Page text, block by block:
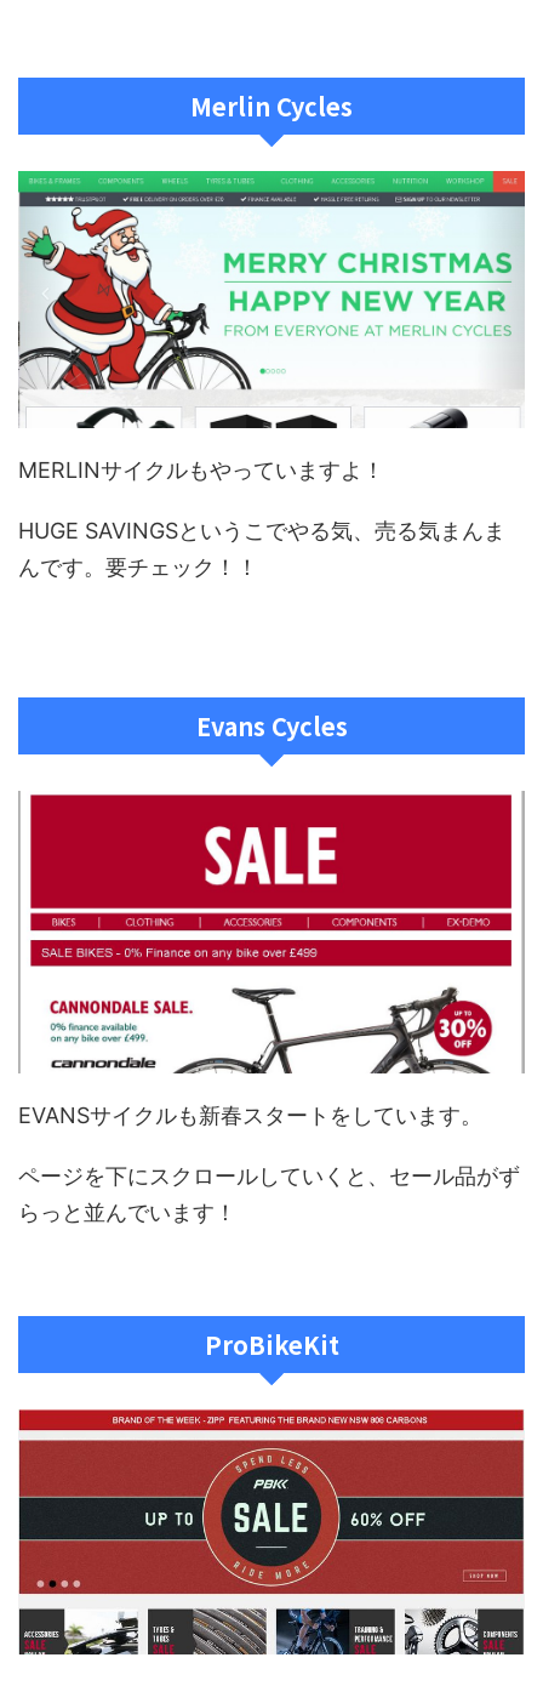
Merlin Cycles
MERLINサイクルもやっていますよ！
HUGE SAVINGSというこでやる気、売る気まんま
んです。要チェック！！
Evans Cycles
EVANSサイクルも新春スタートをしています。
ページを下にスクロールしていくと、セール品がず
らっと並んでいます！
ProBikeKit